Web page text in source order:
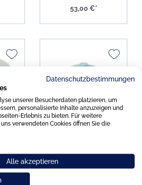
53,00 €*
Dibbern Solid Color
eisblau Zuckerdose
Datenschutzbestimmungen
unserer Besucherdaten platzieren, um
personalisierte Inhalte anzuzeigen und
Erlebnis zu bieten. Für weitere
verwendeten Cookies öffnen Sie die
Alle akzeptieren